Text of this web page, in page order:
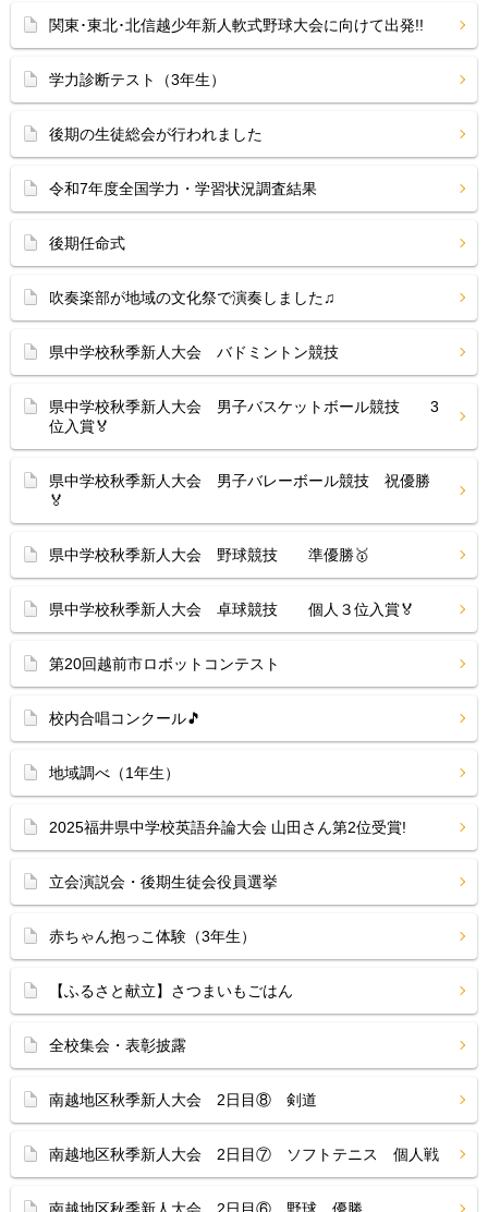
関東･東北･北信越少年新人軟式野球大会に向けて出発!!
学力診断テスト（3年生）
後期の生徒総会が行われました
令和7年度全国学力・学習状況調査結果
後期任命式
吹奏楽部が地域の文化祭で演奏しました♫
県中学校秋季新人大会 バドミントン競技
県中学校秋季新人大会 男子バスケットボール競技 3
位入賞🏅
県中学校秋季新人大会 男子バレーボール競技 祝優勝
🏅
県中学校秋季新人大会 野球競技 準優勝🥇
県中学校秋季新人大会 卓球競技 個人３位入賞🏅
第20回越前市ロボットコンテスト
校内合唱コンクール🎵
地域調べ（1年生）
2025福井県中学校英語弁論大会 山田さん第2位受賞!
立会演説会・後期生徒会役員選挙
赤ちゃん抱っこ体験（3年生）
【ふるさと献立】さつまいもごはん
全校集会・表彰披露
南越地区秋季新人大会 2日目⑧ 剣道
南越地区秋季新人大会 2日目⑦ ソフトテニス 個人戦